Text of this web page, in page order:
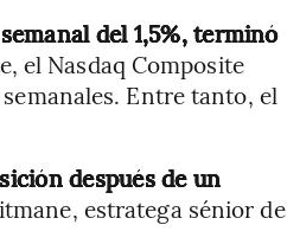
del 1,5%, terminó
el Nasdaq Composite
Entre tanto, el
después de un
estratega sénior de